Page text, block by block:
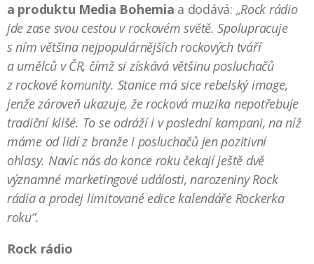
a produktu Media Bohemia a dodává: „Rock rádio
jde zase svou cestou v rockovém světě. Spolupracuje
s ním většina nejpopulárnějších rockových tváří
a umělců v ČR, čímž si získává většinu posluchačů
z rockové komunity. Stanice má sice rebelský image,
jenže zároveň ukazuje, že rocková muzika nepotřebuje
tradiční klišé. To se odráží i v poslední kampani, na níž
máme od lidí z branže i posluchačů jen pozitivní
ohlasy. Navíc nás do konce roku čekají ještě dvě
významné marketingové události, narozeniny Rock
rádia a prodej limitované edice kalendáře Rockerka
roku”.
Rock rádio